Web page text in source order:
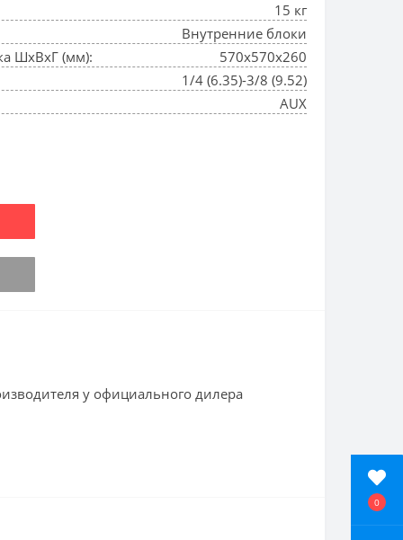
0
15 кг
Внутренние блоки
ШхВхГ (мм):
570x570x260
1/4 (6.35)-3/8 (9.52)
AUX
у официального дилера